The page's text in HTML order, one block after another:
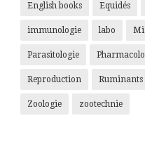
English books Equidés
immunologie labo
Parasitologie
Reproduction Ruminants
Zoologie zootechnie